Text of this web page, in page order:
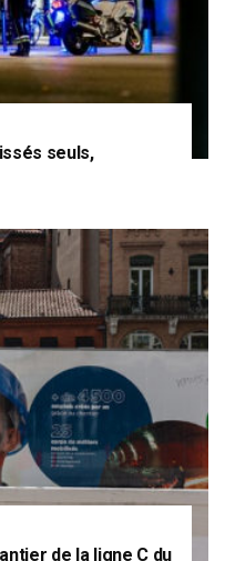
seuls,
de la ligne C du